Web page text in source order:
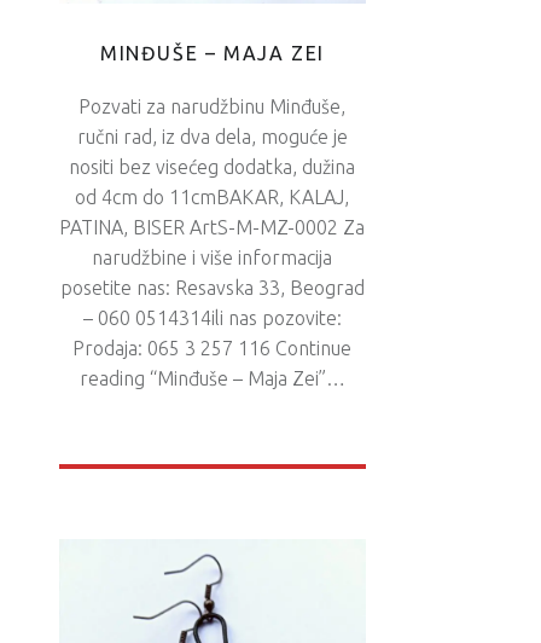
MINĐUŠE – MAJA ZEI
Pozvati za narudžbinu Minđuše,
ručni rad, iz dva dela, moguće je
nositi bez visećeg dodatka, dužina
od 4cm do 11cmBAKAR, KALAJ,
PATINA, BISER ArtS-M-MZ-0002 Za
narudžbine i više informacija
posetite nas: Resavska 33, Beograd
– 060 0514314ili nas pozovite:
Prodaja: 065 3 257 116 Continue
reading “Minđuše – Maja Zei”…